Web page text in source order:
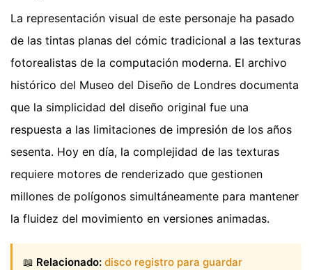
La representación visual de este personaje ha pasado
de las tintas planas del cómic tradicional a las texturas
fotorealistas de la computación moderna. El archivo
histórico del Museo del Diseño de Londres documenta
que la simplicidad del diseño original fue una
respuesta a las limitaciones de impresión de los años
sesenta. Hoy en día, la complejidad de las texturas
requiere motores de renderizado que gestionen
millones de polígonos simultáneamente para mantener
la fluidez del movimiento en versiones animadas.
📖 Relacionado: disco registro para guardar